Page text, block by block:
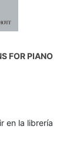
FOR PIANO
en la librería